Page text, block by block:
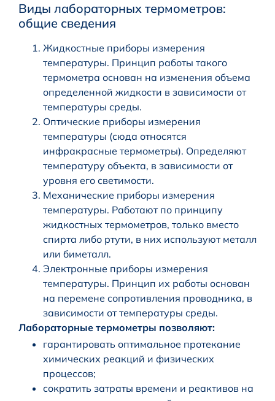
Виды лабораторных термометров:
общие сведения
Жидкостные приборы измерения
температуры. Принцип работы такого
термометра основан на изменения объема
определенной жидкости в зависимости от
температуры среды.
Оптические приборы измерения
температуры (сюда относятся
инфракрасные термометры). Определяют
температуру объекта, в зависимости от
уровня его светимости.
Механические приборы измерения
температуры. Работают по принципу
жидкостных термометров, только вместо
спирта либо ртути, в них используют металл
или биметалл.
Электронные приборы измерения
температуры. Принцип их работы основан
на перемене сопротивления проводника, в
зависимости от температуры среды.
Лабораторные термометры позволяют:
гарантировать оптимальное протекание
химических реакций и физических
процессов;
сократить затраты времени и реактивов на